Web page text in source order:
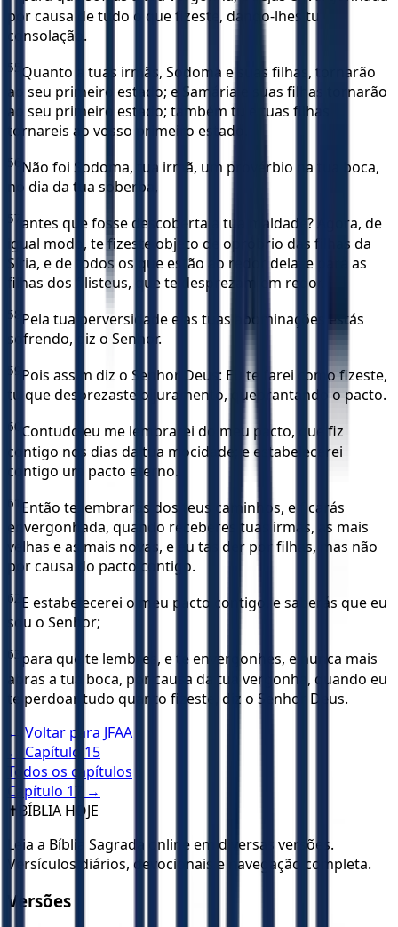
por causa de tudo o que fizeste, dando-lhes tu
consolação.
55 Quanto a tuas irmãs, Sodoma e suas filhas, tornarão
ao seu primeiro estado; e Samária e suas filhas tornarão
ao seu primeiro estado; também tu e tuas filhas
tornareis ao vosso primeiro estado.
56 Não foi Sodoma, tua irmã, um provérbio na tua boca,
no dia da tua soberba,
57 antes que fosse descoberta a tua maldade? Agora, de
igual modo, te fizeste objeto de opróbrio das filhas da
Síria, e de todos os que estão ao redor dela, e para as
filhas dos filisteus, que te desprezam em redor.
58 Pela tua perversidade e as tuas abominações estás
sofrendo, diz o Senhor.
59 Pois assim diz o Senhor Deus: Eu te farei como fizeste,
tu que desprezaste o juramento, quebrantando o pacto.
60 Contudo eu me lembrarei do meu pacto, que fiz
contigo nos dias da tua mocidade; e estabelecerei
contigo um pacto eterno.
61
Então te lembrarás dos teus caminhos, e ficarás
envergonhada, quando receberes tuas irmãs, as mais
velhas e as mais novas, e eu tas der por filhas, mas não
por causa do pacto contigo.
62 E estabelecerei o meu pacto contigo, e saberás que eu
sou o Senhor;
63 para que te lembres, e te envergonhes, e nunca mais
abras a tua boca, por causa da tua vergonha, quando eu
te perdoar tudo quanto fizeste, diz o Senhor Deus.
← Voltar para JFAA
← Capítulo 15
Todos os capítulos
Capítulo 17
→
✝️ BÍBLIA HOJE
Leia a Bíblia Sagrada online em diversas versões.
Versículos diários, devocionais e navegação completa.
Versões